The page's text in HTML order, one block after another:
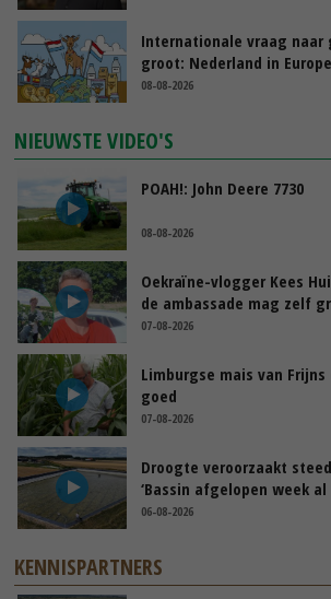
Internationale vraag
groot: Nederland in
08-08-2026
NIEUWSTE VIDEO'S
POAH!: John Deere 7730
08-08-2026
Oekraïne-vlogger Kees
de ambassade mag zelf
07-08-2026
Limburgse mais van
goed
07-08-2026
Droogte veroorzaakt
‘Bassin afgelopen week al
06-08-2026
KENNISPARTNERS